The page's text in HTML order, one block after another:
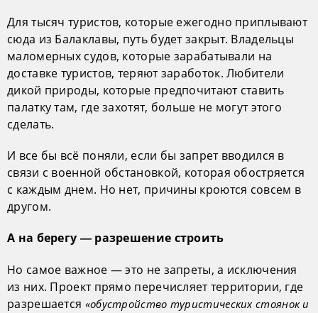
Для тысяч туристов, которые ежегодно приплывают
сюда из Балаклавы, путь будет закрыт. Владельцы
маломерных судов, которые зарабатывали на
доставке туристов, теряют заработок. Любители
дикой природы, которые предпочитают ставить
палатку там, где захотят, больше не могут этого
сделать.
И все бы всё поняли, если бы запрет вводился в
связи с военной обстановкой, которая обостряется
с каждым днем. Но нет, причины кроются совсем в
другом.
А на берегу — разрешение строить
Но самое важное — это не запреты, а исключения
из них. Проект прямо перечисляет территории, где
разрешается «обустройство туристических стоянок и